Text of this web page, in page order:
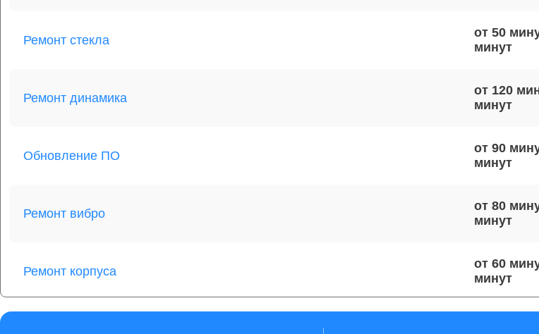
Ремонт стекла
от 50
Ремонт динамика
от 120
Обновление ПО
от 90
Ремонт вибро
от 80
Ремонт корпуса
от 60